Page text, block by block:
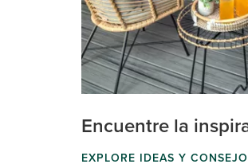
Encuentre la
EXPLORE IDEAS Y